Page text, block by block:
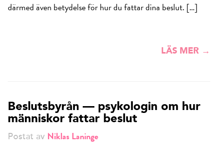
därmed även betydelse för hur du fattar dina beslut. […]
LÄS MER →
Beslutsbyrån — psykologin om hur
människor fattar beslut
Postat av Niklas Laninge